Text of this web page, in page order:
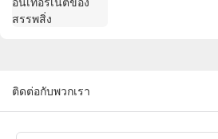
ติดต่อกับพวกเรา